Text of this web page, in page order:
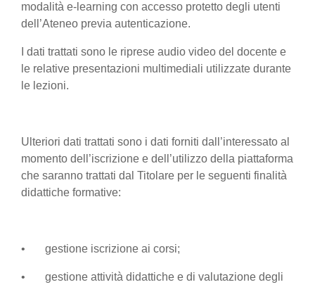
modalità e-learning con accesso protetto degli utenti
dell’Ateneo previa autenticazione.
I dati trattati sono le riprese audio video del docente e
le relative presentazioni multimediali utilizzate durante
le lezioni.
Ulteriori dati trattati sono i dati forniti dall’interessato al
momento dell’iscrizione e dell’utilizzo della piattaforma
che saranno trattati dal Titolare per le seguenti finalità
didattiche formative:
• gestione iscrizione ai corsi;
• gestione attività didattiche e di valutazione degli